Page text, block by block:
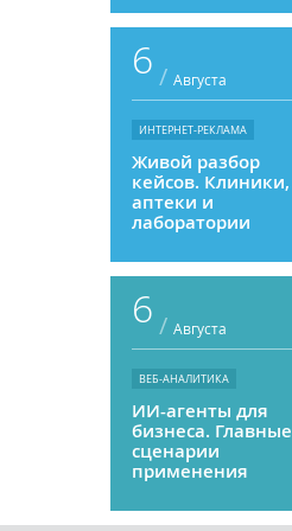
увеличить
продажи
6 / Августа
ИНТЕРНЕТ-РЕКЛАМА
Живой разбор
кейсов. Клиники,
аптеки и
лаборатории
6 / Августа
ВЕБ-АНАЛИТИКА
ИИ-агенты для
бизнеса. Главные
сценарии
применения